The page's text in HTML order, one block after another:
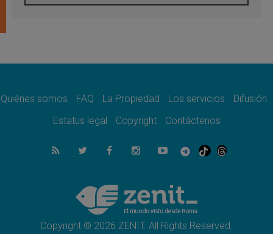
León XIV visitará el Santuario de la Madre
07.08.2026
07.08.2026
el compromiso del cristiano"
La matanza de niños en Gaza no cesa: 300
muertos en 300 días
Tagle: La guerra desfigura el mundo, solo la
revelación de Dios lo transfigura
Quiénes somos FAQ La Propiedad Los servicios
Difusión
Estatus legal
Copyright Contáctenos
Copyright © 2026 ZENIT. All Rights Reserved.